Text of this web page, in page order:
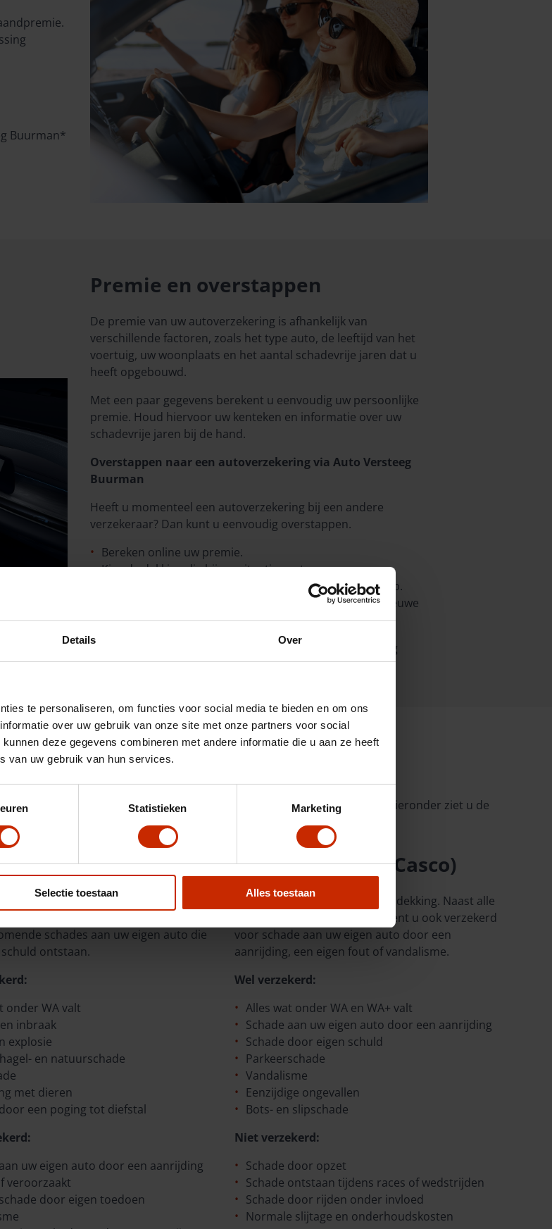
Details Over
te personaliseren, om functies voor social media te bieden en om ons
over uw gebruik van onze site met onze partners voor social
deze gegevens combineren met andere informatie die u aan ze heeft
van uw gebruik van hun services.
Statistieken Marketing
Selectie toestaan Alles toestaan
Buurman*
Premie en overstappen
De premie van uw autoverzekering is afhankelijk van
verschillende factoren, zoals het type auto, de leeftijd van het
voertuig, uw woonplaats en het aantal schadevrije jaren dat u
heeft opgebouwd.
Met een paar gegevens berekent u eenvoudig uw persoonlijke
premie. Houd hiervoor uw kenteken en informatie over uw
schadevrije jaren bij de hand.
Overstappen naar een autoverzekering via Auto Versteeg
Buurman
Heeft u momenteel een autoverzekering bij een andere
verzekeraar? Dan kunt u eenvoudig overstappen.
Bereken online uw premie.
Kies de dekking die bij uw situatie past.
Wij helpen u desgewenst bij het regelen van de overstap.
Uw schadevrije jaren worden meegenomen naar uw nieuwe
verzekering.
Zo kunt u snel en eenvoudig overstappen zonder onnodig
administratief werk.
BOVAG Autoverzekering
u bent verzekerd van een dekking die past bij uw auto en situatie. Hieronder ziet u de
tussen de drie verzekeringsvormen.
Casco)
u naast de wettelijke
schades aan uw eigen auto die
ontstaan.
onder WA valt
inbraak
explosie
en natuurschade
met dieren
een poging tot diefstal
uw eigen auto door een aanrijding
veroorzaakt
door eigen toedoen
Allrisk (Volledig Casco)
Allrisk is de meest uitgebreide dekking. Naast alle
onderdelen van WA en WA+ bent u ook verzekerd
voor schade aan uw eigen auto door een
aanrijding, een eigen fout of vandalisme.
Wel verzekerd:
Alles wat onder WA en WA+ valt
Schade aan uw eigen auto door een aanrijding
Schade door eigen schuld
Parkeerschade
Vandalisme
Eenzijdige ongevallen
Bots- en slipschade
Niet verzekerd:
Schade door opzet
Schade ontstaan tijdens races of wedstrijden
Schade door rijden onder invloed
Normale slijtage en onderhoudskosten